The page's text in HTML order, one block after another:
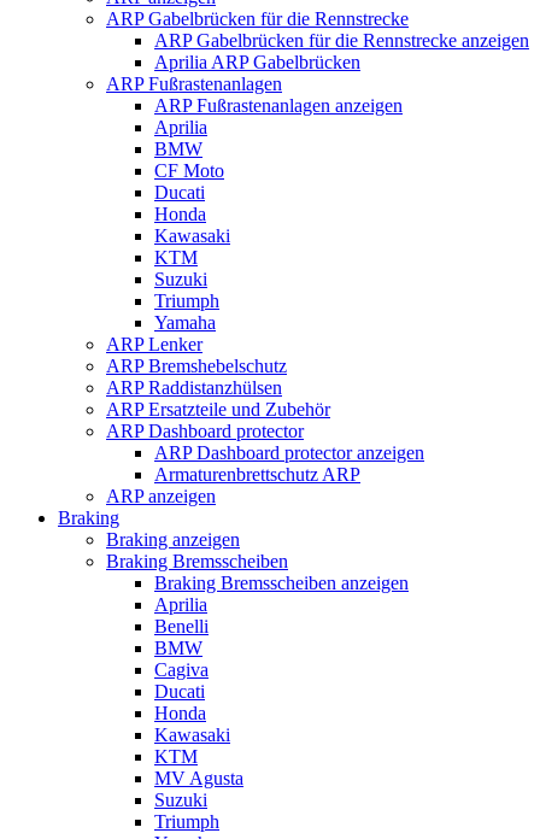
ARP Gabelbrücken für die Rennstrecke
ARP Gabelbrücken für die Rennstrecke anzeigen
Aprilia ARP Gabelbrücken
ARP Fußrastenanlagen
ARP Fußrastenanlagen anzeigen
Aprilia
BMW
CF Moto
Ducati
Honda
Kawasaki
KTM
Suzuki
Triumph
Yamaha
ARP Lenker
ARP Bremshebelschutz
ARP Raddistanzhülsen
ARP Ersatzteile und Zubehör
ARP Dashboard protector
ARP Dashboard protector anzeigen
Armaturenbrettschutz ARP
ARP anzeigen
Braking
Braking anzeigen
Braking Bremsscheiben
Braking Bremsscheiben anzeigen
Aprilia
Benelli
BMW
Cagiva
Ducati
Honda
Kawasaki
KTM
MV Agusta
Suzuki
Triumph